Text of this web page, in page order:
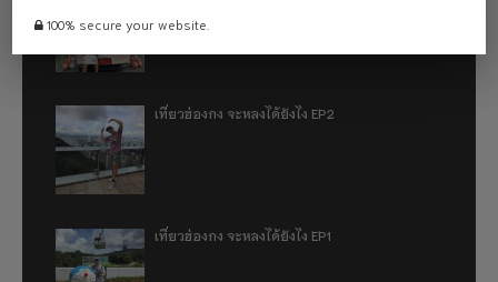
เที่ยวฮ่องกง จะหลงได้ยังไง EP2
เที่ยวฮ่องกง จะหลงได้ยังไง EP1
100% secure your website.